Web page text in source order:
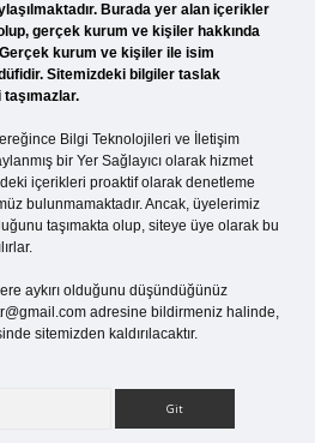
Burada yer alan içerikler
gerçek kurum ve kişiler hakkında
Gerçek kurum ve kişiler ile isim
Sitemizdeki bilgiler taslak
Bilgi Teknolojileri ve İletişim
bir Yer Sağlayıcı olarak hizmet
içerikleri proaktif olarak denetleme
bulunmamaktadır. Ancak, üyelerimiz
taşımakta olup, siteye üye olarak bu
aykırı olduğunu düşündüğünüz
adresine bildirmeniz halinde,
sitemizden kaldırılacaktır.